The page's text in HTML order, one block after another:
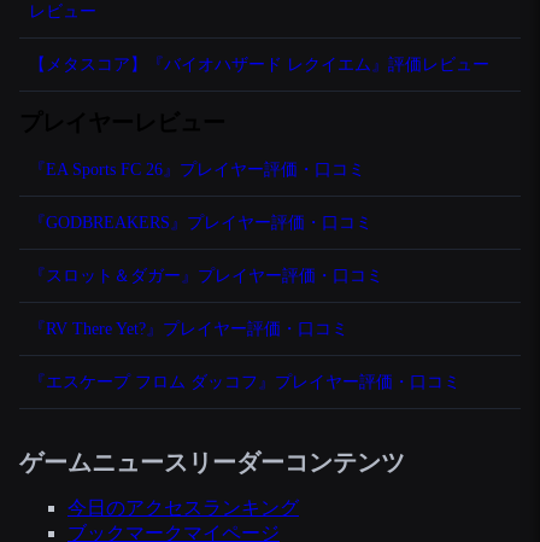
レビュー
【メタスコア】『バイオハザード レクイエム』評価レビュー
『EA Sports FC 26』プレイヤー評価・口コミ
『GODBREAKERS』プレイヤー評価・口コミ
『スロット＆ダガー』プレイヤー評価・口コミ
『RV There Yet?』プレイヤー評価・口コミ
『エスケープ フロム ダッコフ』プレイヤー評価・口コミ
ゲームニュースリーダーコンテンツ
今日のアクセスランキング
ブックマークマイページ